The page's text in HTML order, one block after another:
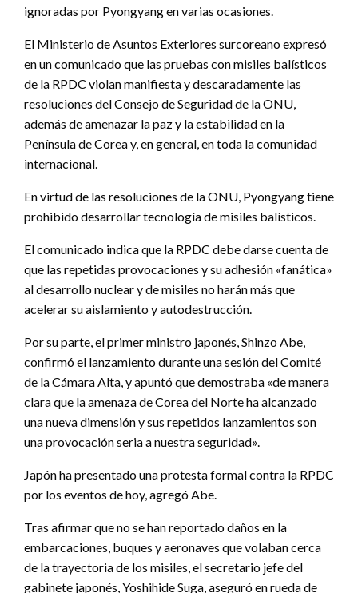
ignoradas por Pyongyang en varias ocasiones.
El Ministerio de Asuntos Exteriores surcoreano expresó
en un comunicado que las pruebas con misiles balísticos
de la RPDC violan manifiesta y descaradamente las
resoluciones del Consejo de Seguridad de la ONU,
además de amenazar la paz y la estabilidad en la
Península de Corea y, en general, en toda la comunidad
internacional.
En virtud de las resoluciones de la ONU, Pyongyang tiene
prohibido desarrollar tecnología de misiles balísticos.
El comunicado indica que la RPDC debe darse cuenta de
que las repetidas provocaciones y su adhesión «fanática»
al desarrollo nuclear y de misiles no harán más que
acelerar su aislamiento y autodestrucción.
Por su parte, el primer ministro japonés, Shinzo Abe,
confirmó el lanzamiento durante una sesión del Comité
de la Cámara Alta, y apuntó que demostraba «de manera
clara que la amenaza de Corea del Norte ha alcanzado
una nueva dimensión y sus repetidos lanzamientos son
una provocación seria a nuestra seguridad».
Japón ha presentado una protesta formal contra la RPDC
por los eventos de hoy, agregó Abe.
Tras afirmar que no se han reportado daños en la
embarcaciones, buques y aeronaves que volaban cerca
de la trayectoria de los misiles, el secretario jefe del
gabinete japonés, Yoshihide Suga, aseguró en rueda de